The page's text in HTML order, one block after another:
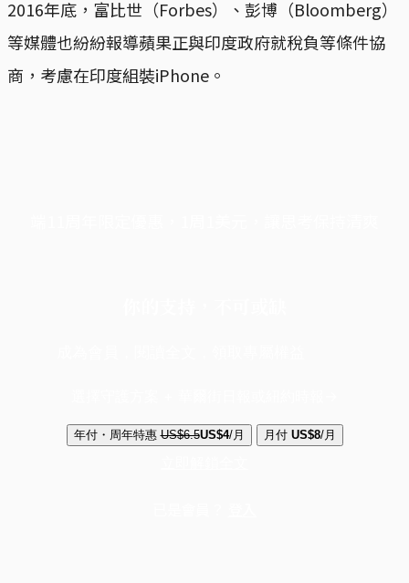
2016年底，富比世（Forbes）、彭博（Bloomberg）
等媒體也紛紛報導蘋果正與印度政府就稅負等條件協
商，考慮在印度組裝iPhone。
年付・周年特惠 US$6.5US$4/月 月付 US$8/月